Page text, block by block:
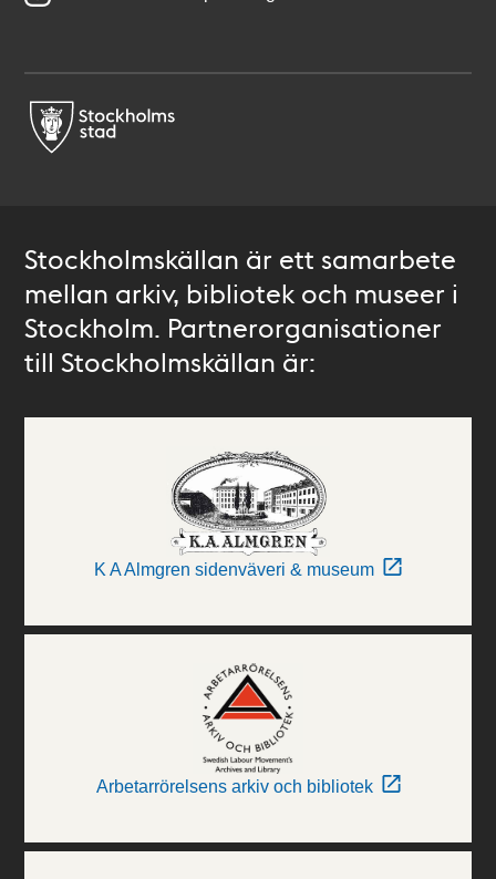
Stockholmskällan är ett samarbete
mellan arkiv, bibliotek och museer i
Stockholm. Partnerorganisationer
till Stockholmskällan är:
K A Almgren sidenväveri & museum
Arbetarrörelsens arkiv och bibliotek